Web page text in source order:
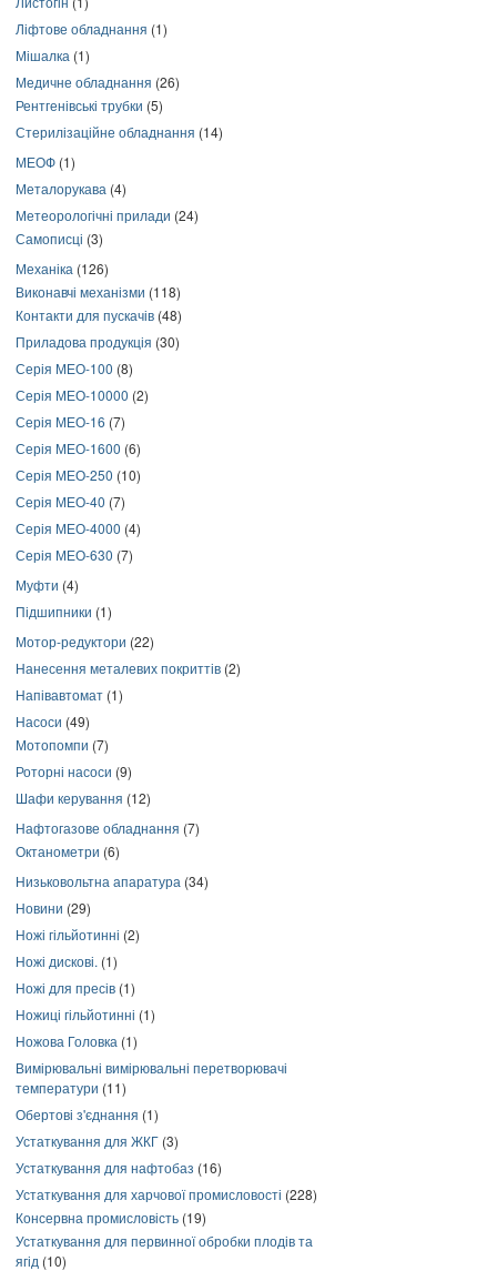
Ліфтове обладнання (1)
Мішалка (1)
Медичне обладнання (26)
Рентгенівські трубки (5)
Стерилізаційне обладнання (14)
МЕОФ (1)
Металорукава (4)
Метеорологічні прилади (24)
Самописці (3)
Механіка (126)
Виконавчі механізми (118)
Контакти для пускачів (48)
Приладова продукція (30)
Серія МЕО-100 (8)
Серія МЕО-10000 (2)
Серія МЕО-16 (7)
Серія МЕО-1600 (6)
Серія МЕО-250 (10)
Серія МЕО-40 (7)
Серія МЕО-4000 (4)
Серія МЕО-630 (7)
Муфти (4)
Підшипники (1)
Мотор-редуктори (22)
Нанесення металевих покриттів (2)
Напівавтомат (1)
Насоси (49)
Мотопомпи (7)
Роторні насоси (9)
Шафи керування (12)
Нафтогазове обладнання (7)
Октанометри (6)
Низьковольтна апаратура (34)
Новини (29)
Ножі гільйотинні (2)
Ножі дискові. (1)
Ножі для пресів (1)
Ножиці гільйотинні (1)
Ножова Головка (1)
Вимірювальні вимірювальні перетворювачі
температури (11)
Обертові з'єднання (1)
Устаткування для ЖКГ (3)
Устаткування для нафтобаз (16)
Устаткування для харчової промисловості (228)
Консервна промисловість (19)
Устаткування для первинної обробки плодів та
ягід (10)